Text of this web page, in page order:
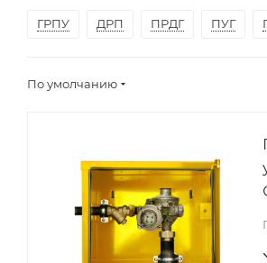
ГРПУ ДРП ПРДГ ПУГ
По умолчанию